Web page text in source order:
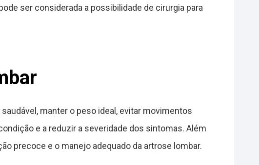
ser considerada a possibilidade de cirurgia para
manter o peso ideal, evitar movimentos
e a reduzir a severidade dos sintomas. Além
precoce e o manejo adequado da artrose lombar.